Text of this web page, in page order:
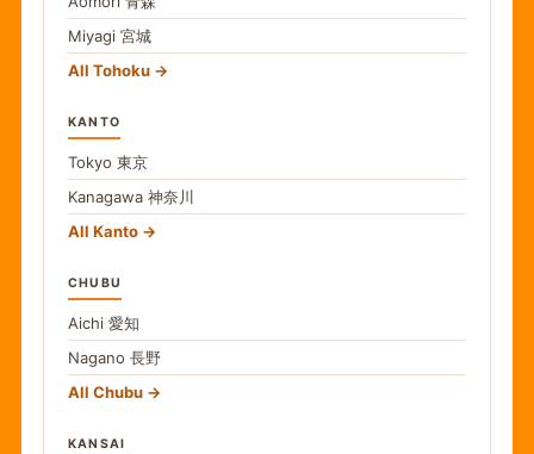
Miyagi 宮城
All Tohoku
KANTO
Tokyo 東京
Kanagawa 神奈川
All Kanto
CHUBU
Aichi 愛知
Nagano 長野
All Chubu
KANSAI